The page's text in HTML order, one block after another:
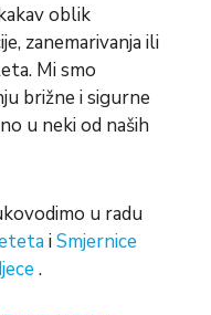
oblik
zanemarivanja ili
Mi smo
brižne i sigurne
u neki od naših
u radu
iSmjernice
.